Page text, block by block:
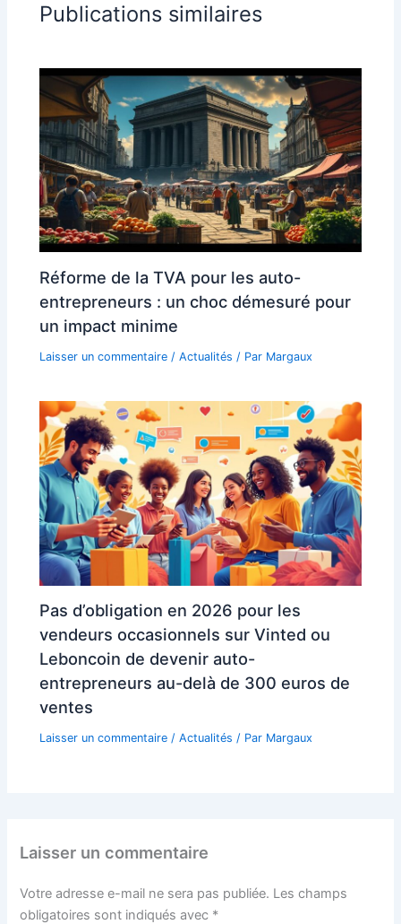
Publications similaires
Réforme de la TVA pour les auto-
entrepreneurs : un choc démesuré pour
un impact minime
Laisser un commentaire /Actualités / Par Margaux
Pas d’obligation en 2026 pour les
vendeurs occasionnels sur Vinted ou
Leboncoin de devenir auto-
entrepreneurs au-delà de 300 euros de
ventes
Laisser un commentaire /Actualités / Par Margaux
Laisser un commentaire
Votre adresse e-mail ne sera pas publiée. Les champs
obligatoires sont indiqués avec *